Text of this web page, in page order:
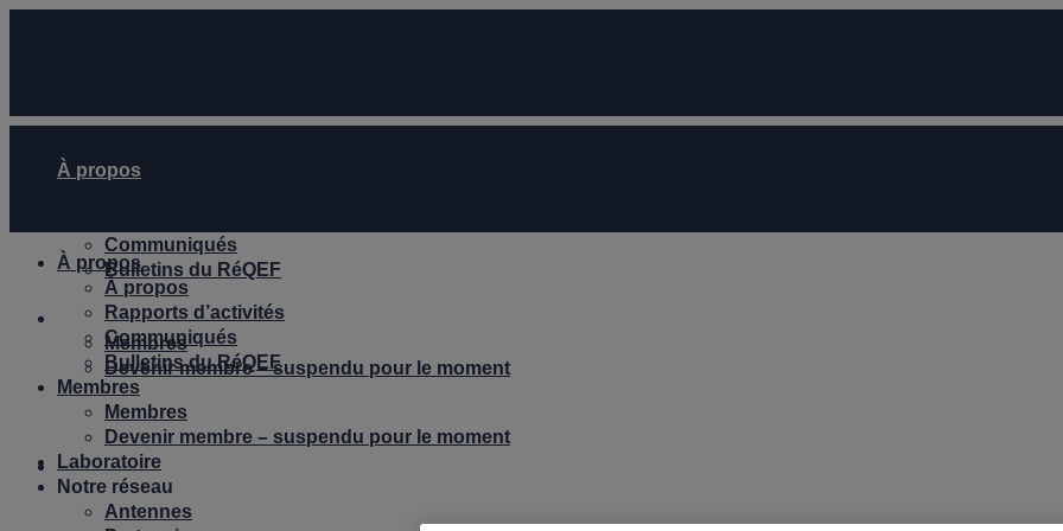
À propos
Communiqués
Bulletins du RéQEF
Membres
Membres
Devenir membre – suspendu pour le moment
Laboratoire
À propos
À propos
Rapports d’activités
Communiqués
Bulletins du RéQEF
Membres
Membres
Devenir membre – suspendu pour le moment
Laboratoire
Notre réseau
Antennes